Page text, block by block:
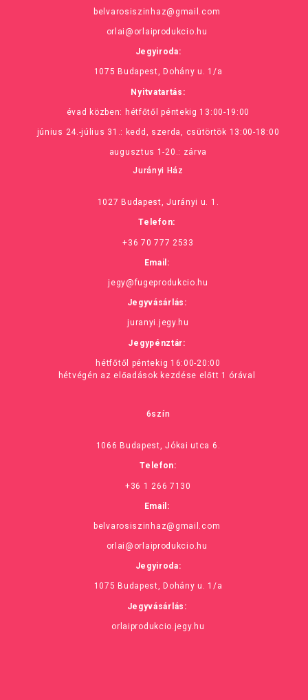
belvarosiszinhaz@gmail.com
orlai@orlaiprodukcio.hu
Jegyiroda:
1075 Budapest, Dohány u. 1/a
Nyitvatartás:
évad közben: hétfőtől péntekig 13:00-19:00
június 24.-július 31.: kedd, szerda, csütörtök 13:00-18:00
augusztus 1-20.: zárva
Jurányi Ház
1027 Budapest, Jurányi u. 1.
Telefon:
+36 70 777 2533
Email:
jegy@fugeprodukcio.hu
Jegyvásárlás:
juranyi.jegy.hu
Jegypénztár:
hétfőtől péntekig 16:00-20:00
hétvégén az előadások kezdése előtt 1 órával
6szín
1066 Budapest, Jókai utca 6.
Telefon:
+36 1 266 7130
Email:
belvarosiszinhaz@gmail.com
orlai@orlaiprodukcio.hu
Jegyiroda:
1075 Budapest, Dohány u. 1/a
Jegyvásárlás:
orlaiprodukcio.jegy.hu